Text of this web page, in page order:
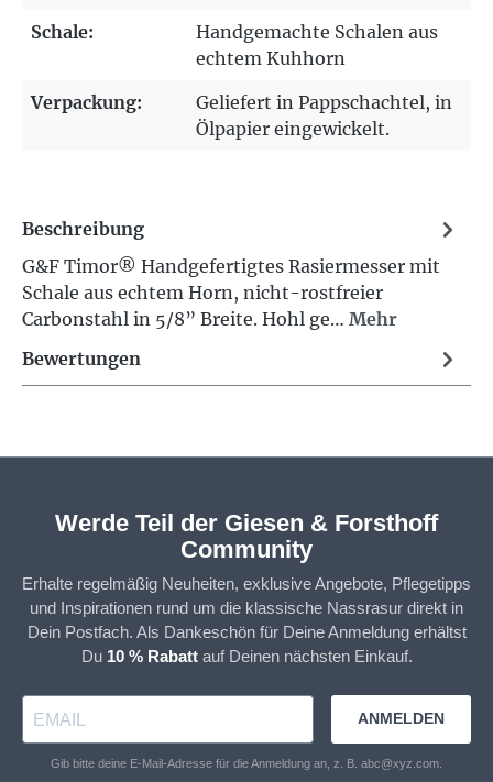
Schale:
Handgemachte Schalen aus
echtem Kuhhorn
Verpackung:
Geliefert in Pappschachtel, in
Ölpapier eingewickelt.
Beschreibung
G&F Timor® Handgefertigtes Rasiermesser mit
Schale aus echtem Horn, nicht-rostfreier
Carbonstahl in 5/8” Breite. Hohl ge… Mehr
Bewertungen
Werde Teil der Giesen & Forsthoff
Community
Erhalte regelmäßig Neuheiten, exklusive Angebote, Pflegetipps
und Inspirationen rund um die klassische Nassrasur direkt in
Dein Postfach. Als Dankeschön für Deine Anmeldung erhältst
Du 10 % Rabattauf Deinen nächsten Einkauf.
ANMELDEN
Gib bitte deine E-Mail-Adresse für die Anmeldung an, z. B. abc@xyz.com.